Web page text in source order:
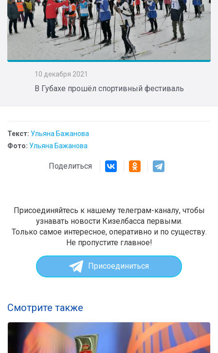
10 декабря 2021
В Губахе прошёл спортивный фестиваль
Текст: Ульяна Бажанова
Фото: Ульяна Бажанова
Поделиться
Присоединяйтесь к нашему телеграм-каналу, чтобы
узнавать новости Кизелбасса первыми.
Только самое интересное, оперативно и по существу.
Не пропустите главное!
Присоединиться
Смотрите также